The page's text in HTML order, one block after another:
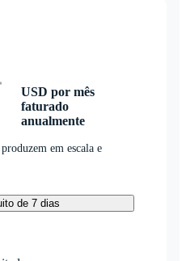
USD por mês
faturado
anualmente
em escala e
de 7 dias